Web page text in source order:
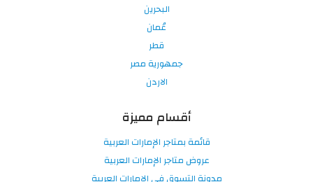
البحرين
عُمان
قطر
جمهورية مصر
الاردن
أقسام مميزة
قائمة بمتاجر الإمارات العربية
عروض متاجر الإمارات العربية
مدونة التسوق في الإمارات العربية